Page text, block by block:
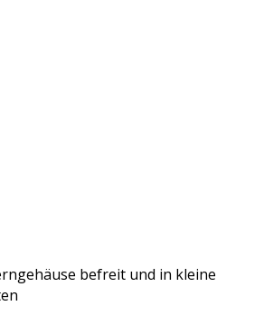
befreit und in kleine